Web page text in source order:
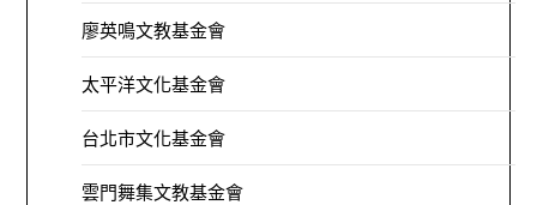
廖英鳴文教基金會
太平洋文化基金會
台北市文化基金會
雲門舞集文教基金會